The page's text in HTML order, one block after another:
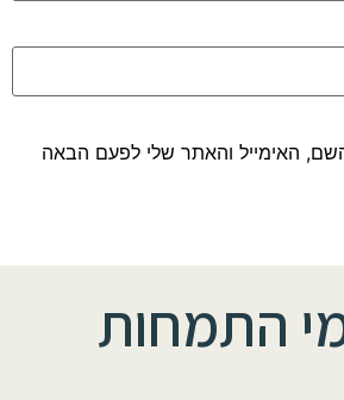
האימייל והאתר שלי לפעם הבאה
התמחות